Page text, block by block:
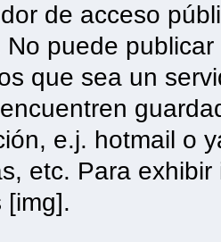
de acceso
No puede
que sea un
e.j. hotmail o
etc. Para
[img].